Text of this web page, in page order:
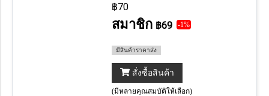
กดเลือก 30 ชิ้น มี 2 สี ใส และ ขุ่น
฿70
สมาชิก ฿69 -1%
มีสินค้าราคาส่ง
สั่งซื้อสินค้า
(มีหลายคุณสมบัติให้เลือก)